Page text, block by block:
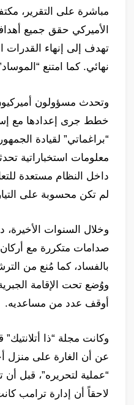
مباشرة على التقرير،
الأميركي حقق جميع
تهدف إلى إنهاء القدرات
نهائي. كما امتنع
وتحدث مسؤولون
خطط جرى إعدادها مع
“براغماتي” لقيادة
معلومات استخباراتية
داخل النظام مستعدة
لم تكن محسوبة على
وخلال السنوات
صدامات متكررة مع أركان
بالفساد، كما مُنع من
ووُضع تحت الإقامة
أوقف عدد من مساعديه.
وكانت مجلة “ذا
عن أن الغارة على منزل
“عملية لتحريره”، قبل
لاحقاً أن إدارة ترامب